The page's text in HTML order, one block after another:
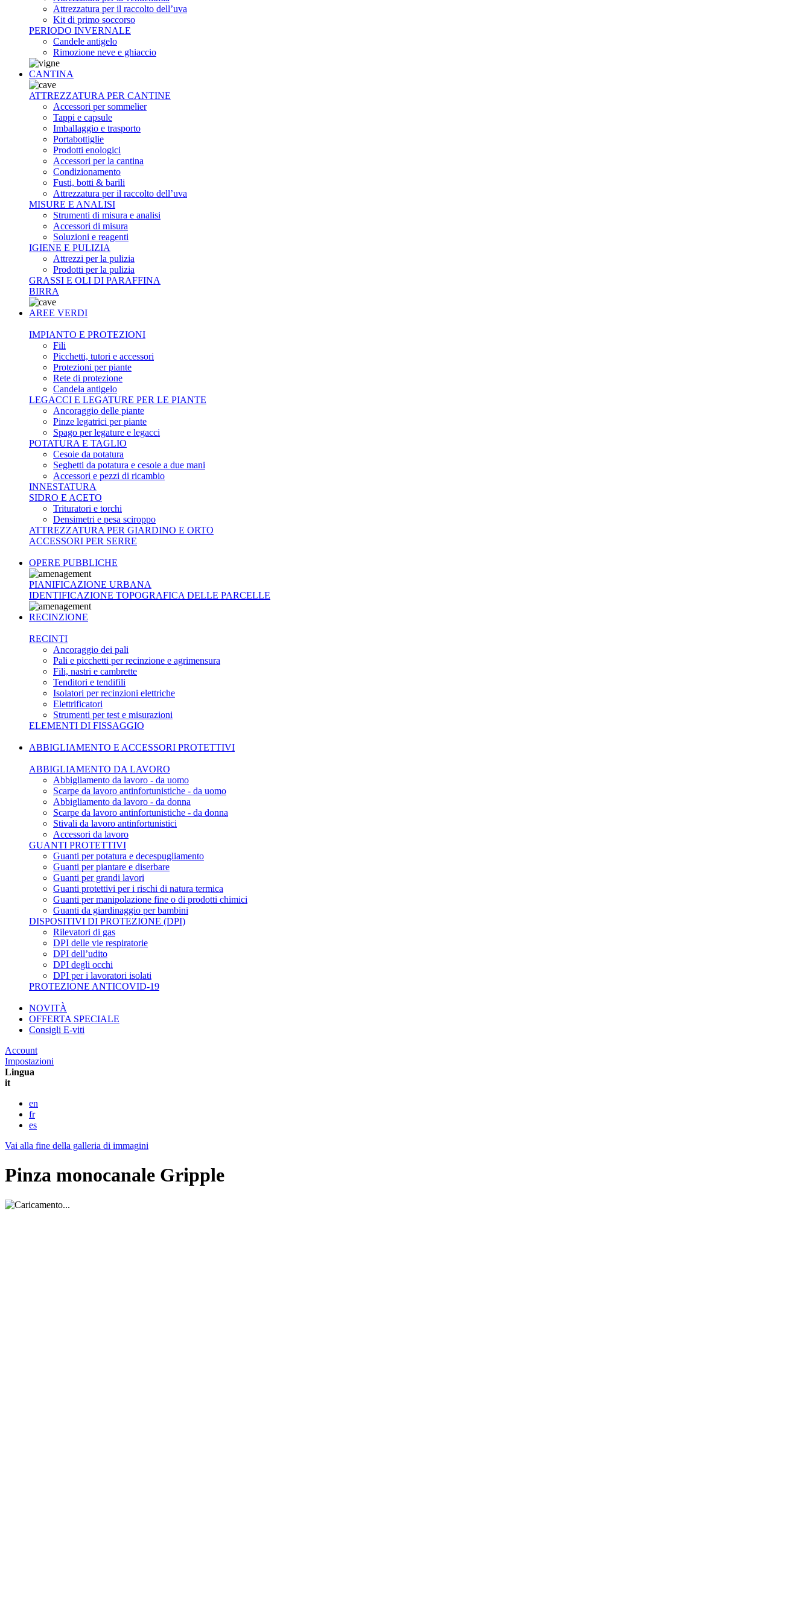
Attrezzatura per il raccolto dell’uva
Kit di primo soccorso
PERIODO INVERNALE
Candele antigelo
Rimozione neve e ghiaccio
CANTINA
ATTREZZATURA PER CANTINE
Accessori per sommelier
Tappi e capsule
Imballaggio e trasporto
Portabottiglie
Prodotti enologici
Accessori per la cantina
Condizionamento
Fusti, botti & barili
Attrezzatura per il raccolto dell’uva
MISURE E ANALISI
Strumenti di misura e analisi
Accessori di misura
Soluzioni e reagenti
IGIENE E PULIZIA
Attrezzi per la pulizia
Prodotti per la pulizia
GRASSI E OLI DI PARAFFINA
BIRRA
AREE VERDI
IMPIANTO E PROTEZIONI
Fili
Picchetti, tutori e accessori
Protezioni per piante
Rete di protezione
Candela antigelo
LEGACCI E LEGATURE PER LE PIANTE
Ancoraggio delle piante
Pinze legatrici per piante
Spago per legature e legacci
POTATURA E TAGLIO
Cesoie da potatura
Seghetti da potatura e cesoie a due mani
Accessori e pezzi di ricambio
INNESTATURA
SIDRO E ACETO
Trituratori e torchi
Densimetri e pesa sciroppo
ATTREZZATURA PER GIARDINO E ORTO
ACCESSORI PER SERRE
OPERE PUBBLICHE
PIANIFICAZIONE URBANA
IDENTIFICAZIONE TOPOGRAFICA DELLE PARCELLE
RECINZIONE
RECINTI
Ancoraggio dei pali
Pali e picchetti per recinzione e agrimensura
Fili, nastri e cambrette
Tenditori e tendifili
Isolatori per recinzioni elettriche
Elettrificatori
Strumenti per test e misurazioni
ELEMENTI DI FISSAGGIO
ABBIGLIAMENTO E ACCESSORI PROTETTIVI
ABBIGLIAMENTO DA LAVORO
Abbigliamento da lavoro - da uomo
Scarpe da lavoro antinfortunistiche - da uomo
Abbigliamento da lavoro - da donna
Scarpe da lavoro antinfortunistiche - da donna
Stivali da lavoro antinfortunistici
Accessori da lavoro
GUANTI PROTETTIVI
Guanti per potatura e decespugliamento
Guanti per piantare e diserbare
Guanti per grandi lavori
Guanti protettivi per i rischi di natura termica
Guanti per manipolazione fine o di prodotti chimici
Guanti da giardinaggio per bambini
DISPOSITIVI DI PROTEZIONE (DPI)
Rilevatori di gas
DPI delle vie respiratorie
DPI dell’udito
DPI degli occhi
DPI per i lavoratori isolati
PROTEZIONE ANTICOVID-19
NOVITÀ
OFFERTA SPECIALE
Consigli E-viti
Account
Impostazioni
Lingua
it
en
fr
es
Vai alla fine della galleria di immagini
Pinza monocanale Gripple